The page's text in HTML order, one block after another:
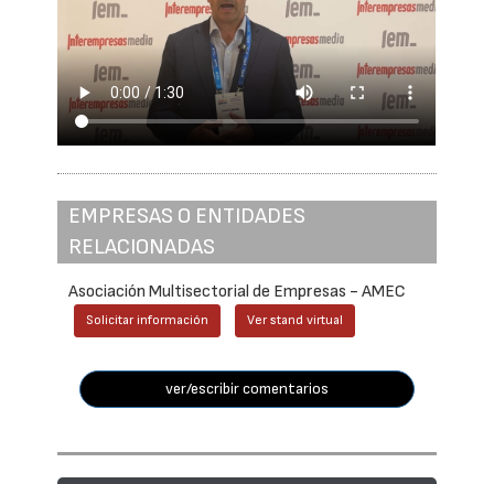
EMPRESAS O ENTIDADES
RELACIONADAS
Asociación Multisectorial de Empresas - AMEC
Solicitar información Ver stand virtual
ver/escribir comentarios